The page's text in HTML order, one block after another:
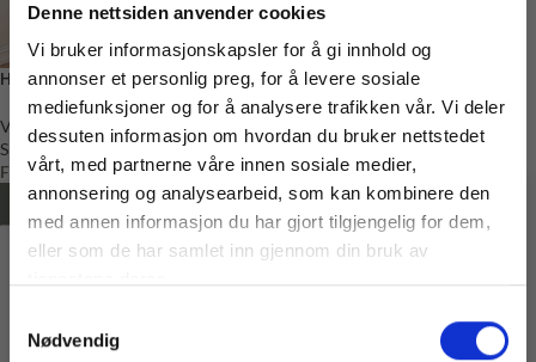
Denne nettsiden anvender cookies
Vi bruker informasjonskapsler for å gi innhold og
annonser et personlig preg, for å levere sosiale
mediefunksjoner og for å analysere trafikken vår. Vi deler
dessuten informasjon om hvordan du bruker nettstedet
vårt, med partnerne våre innen sosiale medier,
annonsering og analysearbeid, som kan kombinere den
med annen informasjon du har gjort tilgjengelig for dem,
eller som de har samlet inn gjennom din bruk av
Nødvendig
Hilda Sweater, Strikkepakke
Voksen
Sandnes Garn
Frakr776,00
LES MER
Vil du ha
10% rabatt
Email